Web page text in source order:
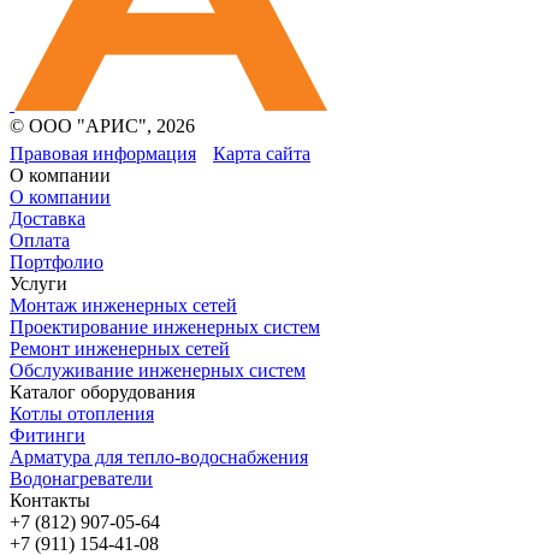
© ООО "АРИС", 2026
Правовая информация
Карта сайта
О компании
О компании
Доставка
Оплата
Портфолио
Услуги
Монтаж инженерных сетей
Проектирование инженерных систем
Ремонт инженерных сетей
Обслуживание инженерных систем
Каталог оборудования
Котлы отопления
Фитинги
Арматура для тепло-водоснабжения
Водонагреватели
Контакты
+7 (812) 907-05-64
+7 (911) 154-41-08